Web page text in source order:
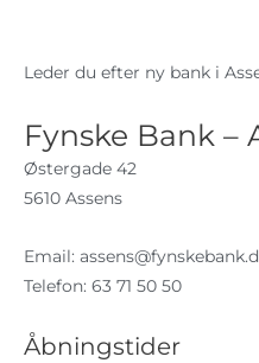
Leder du efter ny bank i
Fynske Bank –
Østergade 42
5610 Assens
Email:
Telefon: 63 71 50 50
Åbningstider